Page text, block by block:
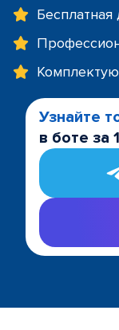
Бесплатная
Узнайте
в боте за